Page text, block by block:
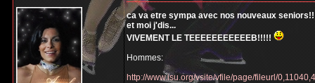
ca va etre sympa avec nos nouveaux
et moi j'dis...
VIVEMENT LE TEEEEEEEEEEEB!!!!!
Hommes:
http://www.isu.org/vsite/vfile/page/fileurl/